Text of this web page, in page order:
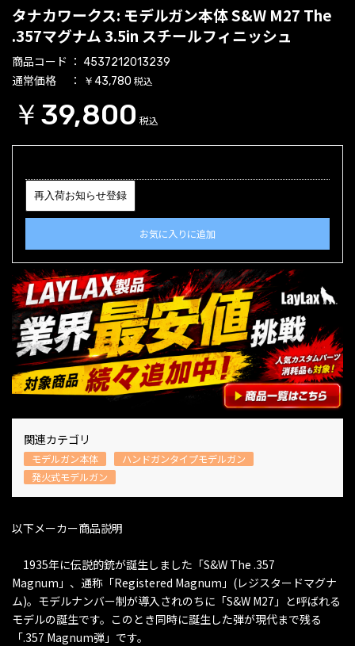
タナカワークス: モデルガン本体 S&W M27 The
.357マグナム 3.5in スチールフィニッシュ
商品コード 4537212013239
通常価格 ￥43,780 税込
￥39,800 税込
再入荷お知らせ登録
お気に入りに追加
関連カテゴリ
モデルガン本体
ハンドガンタイプモデルガン
発火式モデルガン
以下メーカー商品説明
1935年に伝説的銃が誕生しました「S&W The .357
Magnum」、通称「Registered Magnum」(レジスタードマグナ
ム)。モデルナンバー制が導入されのちに「S&W M27」と呼ばれる
モデルの誕生です。このとき同時に誕生した弾が現代まで残る
「.357 Magnum弾」です。